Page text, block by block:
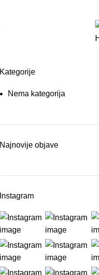
Kategorije
Nema kategorija
Najnovije objave
Instagram